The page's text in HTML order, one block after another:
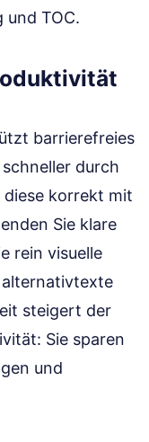
und TOC.
barrierefreies
durch
korrekt mit
Sie klare
rein visuelle
alternativtexte
steigert der
Sie sparen
und